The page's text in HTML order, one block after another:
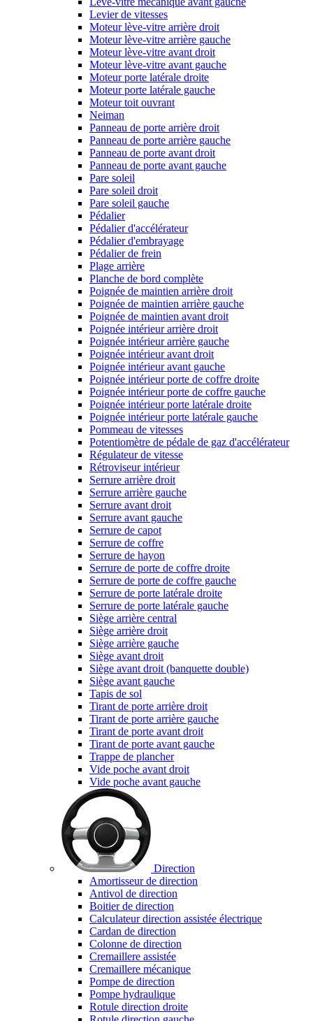
Levier de vitesses
Moteur lève-vitre arrière droit
Moteur lève-vitre arrière gauche
Moteur lève-vitre avant droit
Moteur lève-vitre avant gauche
Moteur porte latérale droite
Moteur porte latérale gauche
Moteur toit ouvrant
Neiman
Panneau de porte arrière droit
Panneau de porte arrière gauche
Panneau de porte avant droit
Panneau de porte avant gauche
Pare soleil
Pare soleil droit
Pare soleil gauche
Pédalier
Pédalier d'accélérateur
Pédalier d'embrayage
Pédalier de frein
Plage arrière
Planche de bord complète
Poignée de maintien arrière droit
Poignée de maintien arrière gauche
Poignée de maintien avant droit
Poignée intérieur arrière droit
Poignée intérieur arrière gauche
Poignée intérieur avant droit
Poignée intérieur avant gauche
Poignée intérieur porte de coffre droite
Poignée intérieur porte de coffre gauche
Poignée intérieur porte latérale droite
Poignée intérieur porte latérale gauche
Pommeau de vitesses
Potentiomètre de pédale de gaz d'accélérateur
Régulateur de vitesse
Rétroviseur intérieur
Serrure arrière droit
Serrure arrière gauche
Serrure avant droit
Serrure avant gauche
Serrure de capot
Serrure de coffre
Serrure de hayon
Serrure de porte de coffre droite
Serrure de porte de coffre gauche
Serrure de porte latérale droite
Serrure de porte latérale gauche
Siège arrière central
Siège arrière droit
Siège arrière gauche
Siège avant droit
Siège avant droit (banquette double)
Siège avant gauche
Tapis de sol
Tirant de porte arrière droit
Tirant de porte arrière gauche
Tirant de porte avant droit
Tirant de porte avant gauche
Trappe de plancher
Vide poche avant droit
Vide poche avant gauche
Direction
Amortisseur de direction
Antivol de direction
Boitier de direction
Calculateur direction assistée électrique
Cardan de direction
Colonne de direction
Cremaillere assistée
Cremaillere mécanique
Pompe de direction
Pompe hydraulique
Rotule direction droite